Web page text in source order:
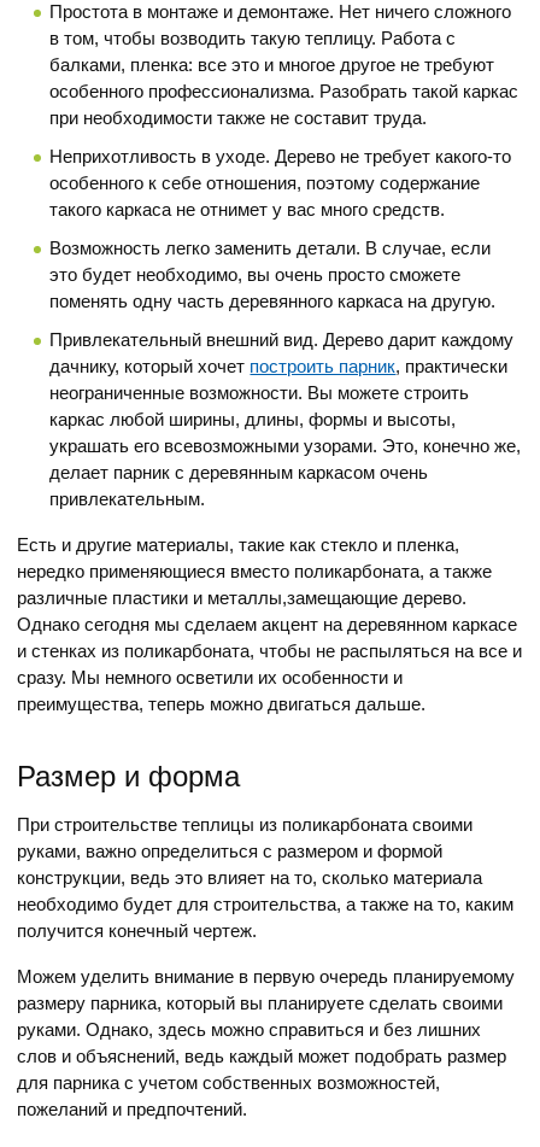
Простота в монтаже и демонтаже. Нет ничего сложного
в том, чтобы возводить такую теплицу. Работа с
балками, пленка: все это и многое другое не требуют
особенного профессионализма. Разобрать такой каркас
при необходимости также не составит труда.
Неприхотливость в уходе. Дерево не требует какого-то
особенного к себе отношения, поэтому содержание
такого каркаса не отнимет у вас много средств.
Возможность легко заменить детали. В случае, если
это будет необходимо, вы очень просто сможете
поменять одну часть деревянного каркаса на другую.
Привлекательный внешний вид. Дерево дарит каждому
дачнику, который хочет построить парник, практически
неограниченные возможности. Вы можете строить
каркас любой ширины, длины, формы и высоты,
украшать его всевозможными узорами. Это, конечно же,
делает парник с деревянным каркасом очень
привлекательным.
Есть и другие материалы, такие как стекло и пленка,
нередко применяющиеся вместо поликарбоната, а также
различные пластики и металлы,замещающие дерево.
Однако сегодня мы сделаем акцент на деревянном каркасе
и стенках из поликарбоната, чтобы не распыляться на все и
сразу. Мы немного осветили их особенности и
преимущества, теперь можно двигаться дальше.
Размер и форма
При строительстве теплицы из поликарбоната своими
руками, важно определиться с размером и формой
конструкции, ведь это влияет на то, сколько материала
необходимо будет для строительства, а также на то, каким
получится конечный чертеж.
Можем уделить внимание в первую очередь планируемому
размеру парника, который вы планируете сделать своими
руками. Однако, здесь можно справиться и без лишних
слов и объяснений, ведь каждый может подобрать размер
для парника с учетом собственных возможностей,
пожеланий и предпочтений.